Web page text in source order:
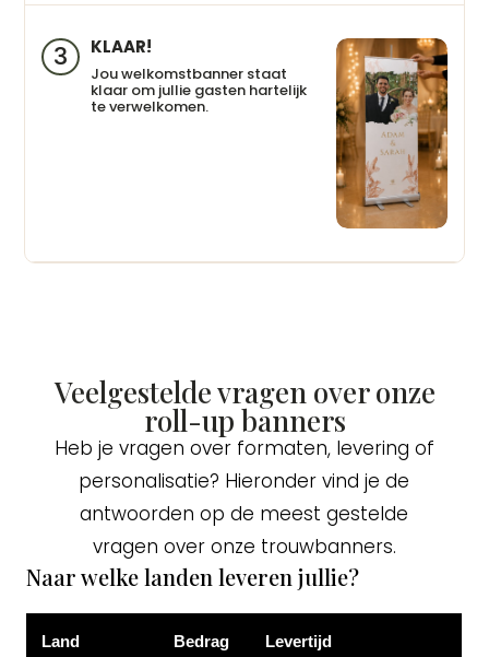
3 KLAAR!
Jou welkomstbanner staat
klaar om jullie gasten hartelijk
te verwelkomen.
Veelgestelde vragen over onze
roll-up banners
Heb je vragen over formaten, levering of
personalisatie? Hieronder vind je de
antwoorden op de meest gestelde
vragen over onze trouwbanners.
Naar welke landen leveren jullie?
Land Bedrag Levertijd